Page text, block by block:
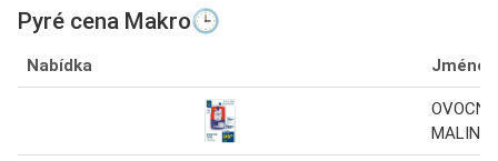
Pyré cena Makro🕒
Nabídka Jméno
MALINA